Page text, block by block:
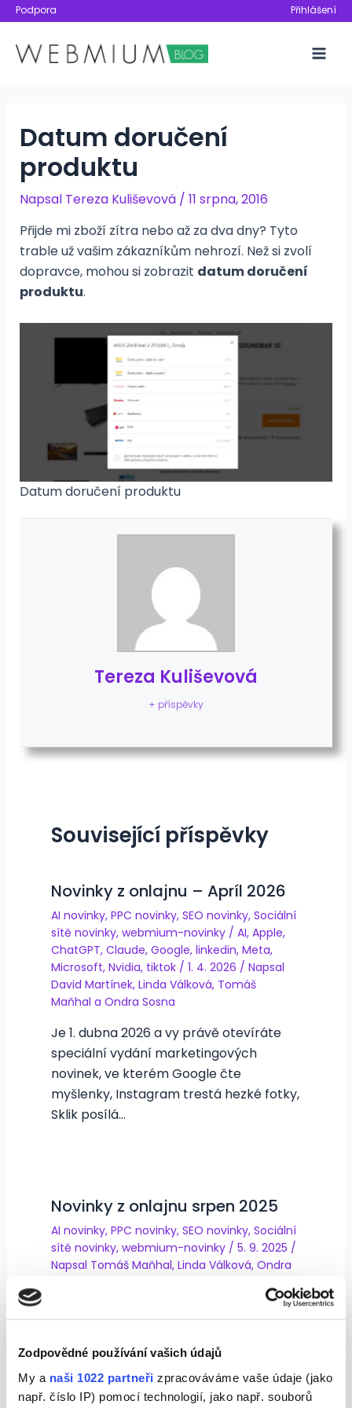
Zodpovědné používání vašich údajů
My a naši 1022 partneři zpracováváme vaše údaje (jako
např. číslo IP) pomocí technologií, jako např. souborů
Přeskočit
obsah
Podpora Přihlášení
Datum doručení
produktu
Napsal Tereza Kuliševová / 11 srpna, 2016
Přijde mi zboží zítra nebo až za dva dny? Tyto
trable už vašim zákazníkům nehrozí. Než si zvolí
dopravce, mohou si zobrazit datum doručení
produktu.
Datum doručení produktu
Tereza Kuliševová
+ příspěvky
Související příspěvky
Novinky z onlajnu – Apríl 2026
AI novinky, PPC novinky, SEO novinky, Sociální
sítě novinky, webmium-novinky/ AI, Apple,
ChatGPT, Claude, Google, linkedin, Meta,
Microsoft, Nvidia, tiktok/ 1. 4. 2026 / Napsal
David Martínek, Linda Válková, Tomáš
Maňhal a Ondra Sosna
Je 1. dubna 2026 a vy právě otevíráte
speciální vydání marketingových
novinek, ve kterém Google čte
myšlenky, Instagram trestá hezké fotky,
Sklik posílá…
Novinky z onlajnu srpen 2025
AI novinky, PPC novinky, SEO novinky, Sociální
sítě novinky, webmium-novinky/ 5. 9. 2025 /
Napsal Tomáš Maňhal, Linda Válková, Ondra
našem pravidelném souhrnu se
zaměřujeme na nejnovější dění v…